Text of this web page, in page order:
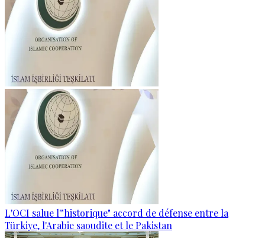
L'OCI salue l'"historique" accord de défense entre la
Türkiye, l'Arabie saoudite et le Pakistan